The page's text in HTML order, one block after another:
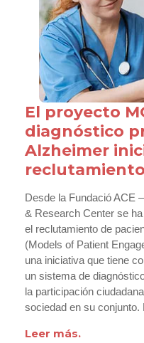
El proyecto
diagnóstico
Alzheimer
Desde la Fundació ACE
& Research Center se
el reclutamiento de
(Models of Patient
una iniciativa que tiene
un sistema de
la participación
sociedad en su
Leer más.